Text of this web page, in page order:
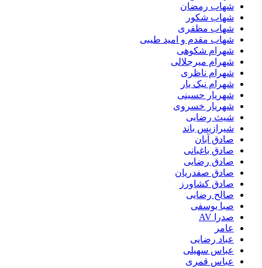
شهاب رمضان
شهاب شکور
شهاب مظفری
شهاب مقدم و امید طیبی
شهرام شکوهی
شهرام میرجلالی
شهرام ناظری
شهرام نیک یار
شهریار حسینی
شهریار خسروی
شیث رضایی
شیرازیس باند
صادق آبان
صادق باغبانی
صادق رضایی
صادق صفدریان
صادق کشاورز
صالح رضایی
صبا یوسفی
صدرا AV
عامر
عباد رضایی
عباس سهیلی
عباس قمری